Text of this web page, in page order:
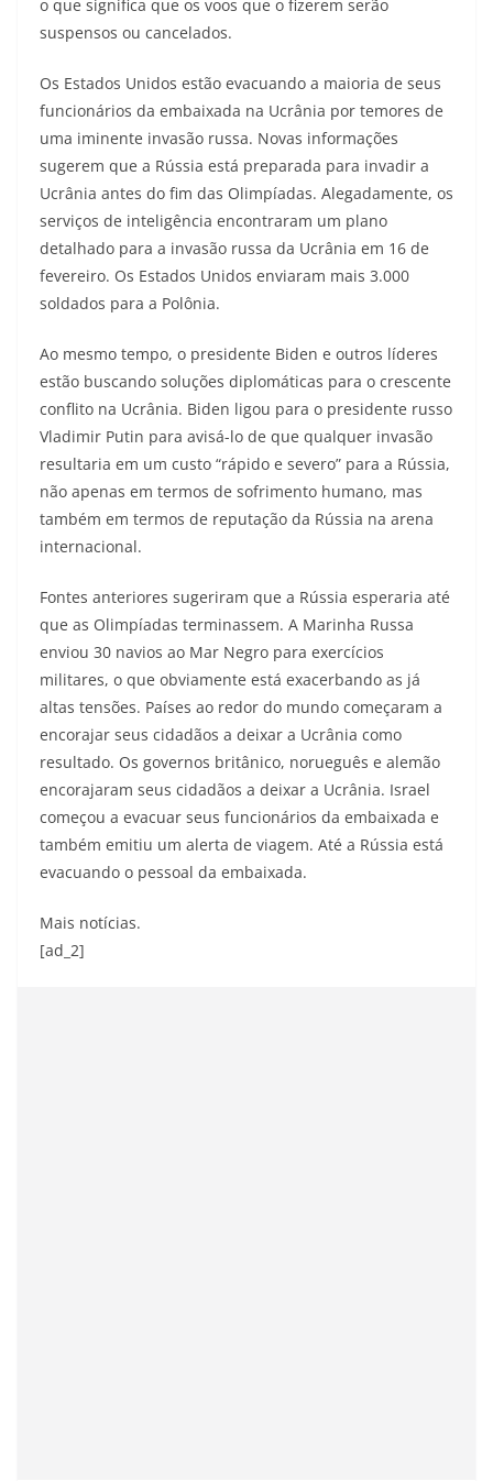
o que significa que os voos que o fizerem serão
suspensos ou cancelados.
Os Estados Unidos estão evacuando a maioria de seus
funcionários da embaixada na Ucrânia por temores de
uma iminente invasão russa. Novas informações
sugerem que a Rússia está preparada para invadir a
Ucrânia antes do fim das Olimpíadas. Alegadamente, os
serviços de inteligência encontraram um plano
detalhado para a invasão russa da Ucrânia em 16 de
fevereiro. Os Estados Unidos enviaram mais 3.000
soldados para a Polônia.
Ao mesmo tempo, o presidente Biden e outros líderes
estão buscando soluções diplomáticas para o crescente
conflito na Ucrânia. Biden ligou para o presidente russo
Vladimir Putin para avisá-lo de que qualquer invasão
resultaria em um custo “rápido e severo” para a Rússia,
não apenas em termos de sofrimento humano, mas
também em termos de reputação da Rússia na arena
internacional.
Fontes anteriores sugeriram que a Rússia esperaria até
que as Olimpíadas terminassem. A Marinha Russa
enviou 30 navios ao Mar Negro para exercícios
militares, o que obviamente está exacerbando as já
altas tensões. Países ao redor do mundo começaram a
encorajar seus cidadãos a deixar a Ucrânia como
resultado. Os governos britânico, norueguês e alemão
encorajaram seus cidadãos a deixar a Ucrânia. Israel
começou a evacuar seus funcionários da embaixada e
também emitiu um alerta de viagem. Até a Rússia está
evacuando o pessoal da embaixada.
Mais notícias.
[ad_2]